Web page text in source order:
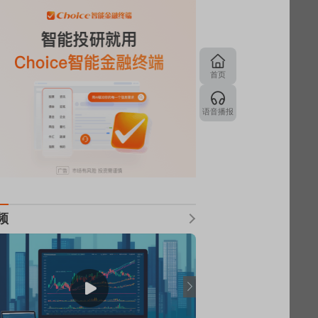
首页
语音播报